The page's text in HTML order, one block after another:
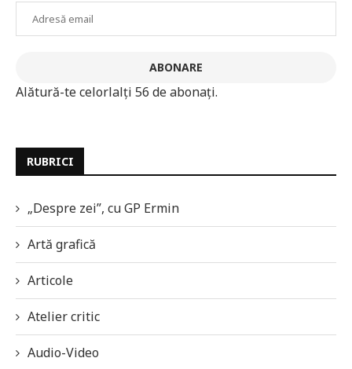
Adresă
ABONARE
Alătură-te celorlalți 56 de abonați.
RUBRICI
„Despre zei”, cu GP Ermin
Artă grafică
Articole
Atelier critic
Audio-Video